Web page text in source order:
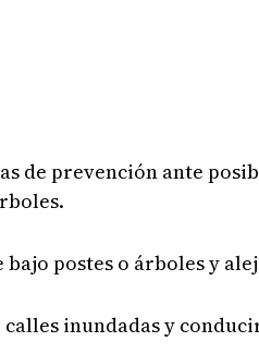
de prevención ante
postes o árboles y
inundadas y